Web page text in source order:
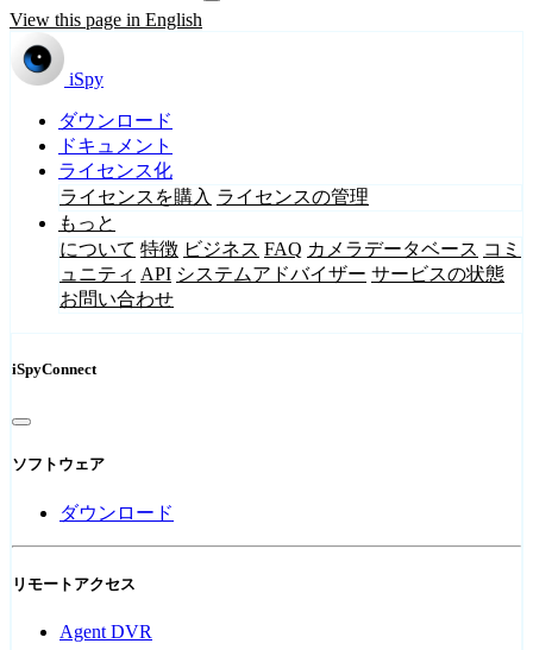
View this page in English
iSpy
ダウンロード
ドキュメント
ライセンス化
ライセンスを購入 ライセンスの管理
もっと
について 特徴 ビジネス FAQ カメラデータベース コミ
ュニティ API システムアドバイザー サービスの状態
お問い合わせ
iSpyConnect
ソフトウェア
ダウンロード
リモートアクセス
Agent DVR